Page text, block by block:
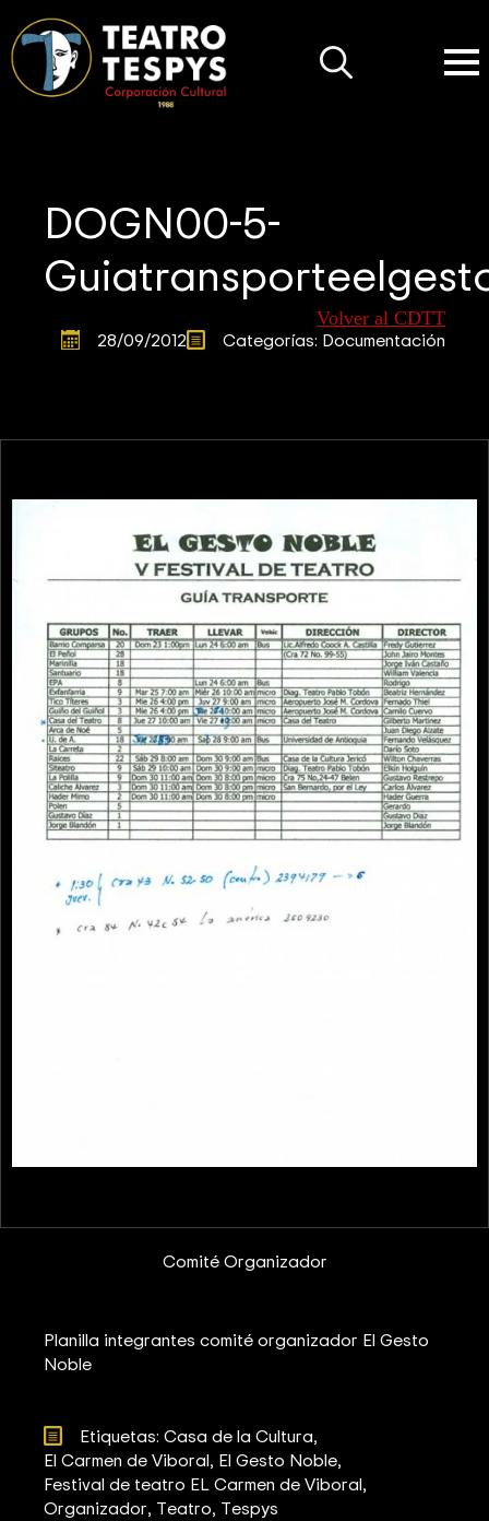
DOGN00-5-
Volver al CDTT
28/09/2012 Categorías: Documentación
Comité Organizador
Planilla integrantes comité organizador El Gesto
Noble
Etiquetas: Casa de la Cultura
El Carmen de Viboral El Gesto Noble
Festival de teatro EL Carmen de Viboral
Organizador Teatro Tespys